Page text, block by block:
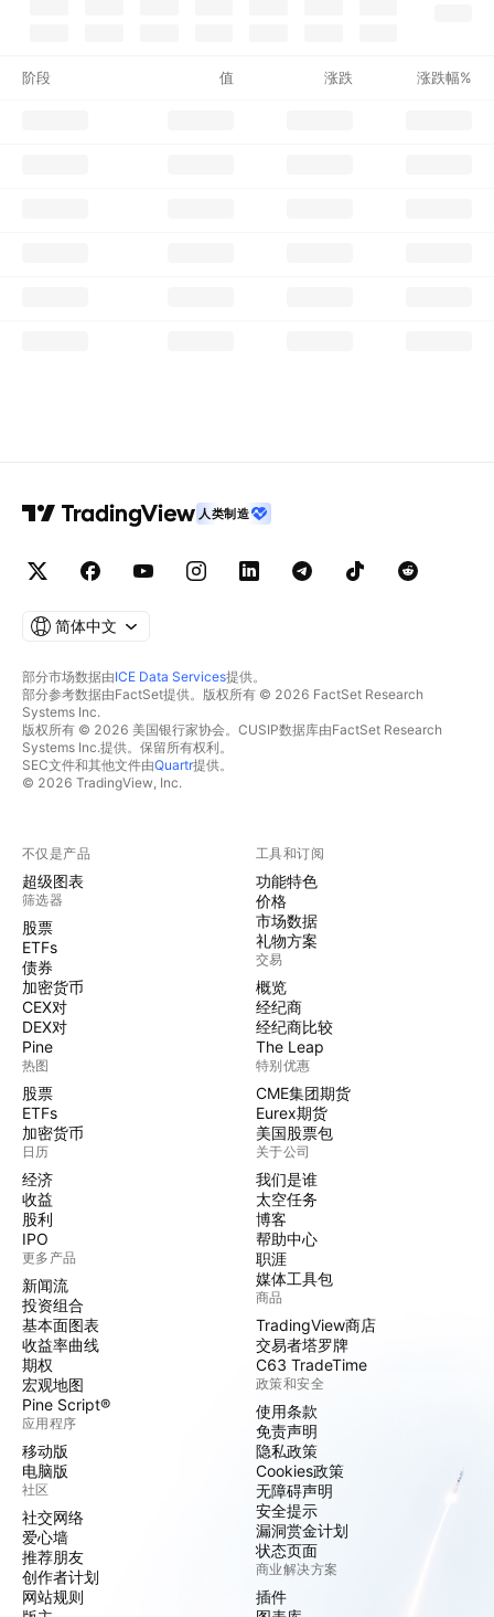
阶段 值 涨跌 涨跌幅%
人类制造
简体中文
部分市场数据由ICE Data Services提供。
部分参考数据由FactSet提供。版权所有 © 2026 FactSet Research
Systems Inc.
版权所有 © 2026 美国银行家协会。CUSIP数据库由FactSet Research
Systems Inc.提供。保留所有权利。
SEC文件和其他文件由Quartr提供。
© 2026 TradingView, Inc.
不仅是产品
超级图表
筛选器
股票
ETFs
债券
加密货币
CEX对
DEX对
Pine
热图
股票
ETFs
加密货币
日历
经济
收益
股利
IPO
更多产品
新闻流
投资组合
基本面图表
收益率曲线
期权
宏观地图
Pine Script®
应用程序
移动版
电脑版
社区
社交网络
爱心墙
推荐朋友
创作者计划
网站规则
工具和订阅
功能特色
价格
市场数据
礼物方案
交易
概览
经纪商
经纪商比较
The Leap
特别优惠
CME集团期货
Eurex期货
美国股票包
关于公司
我们是谁
太空任务
博客
帮助中心
职涯
媒体工具包
商品
TradingView商店
交易者塔罗牌
C63 TradeTime
政策和安全
使用条款
免责声明
隐私政策
Cookies政策
无障碍声明
安全提示
漏洞赏金计划
状态页面
商业解决方案
插件